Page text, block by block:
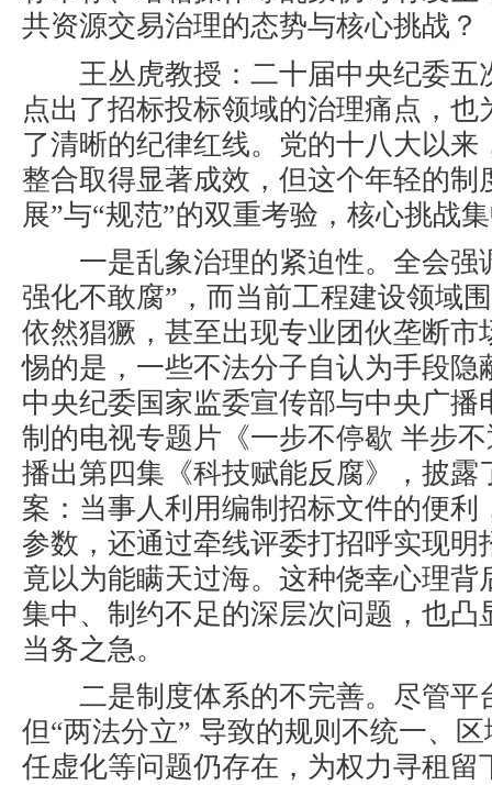
共资源交易治理的态势与核心挑战？
王丛虎教授 ：二十届中央纪委
点出了招标投标领域的治理痛点，也
了清晰的纪律红线。党的十八大以来
整合取得显著成效，但这个年轻的制
展”与“规范”的双重考验，核心挑战
一是乱象治理的紧迫性。全会强
强化不敢腐”，而当前工程建设领域
依然猖獗，甚至出现专业团伙垄断市
惕的是，一些不法分子自认为手段
中央纪委国家监委宣传部与中央广播
制的电视专题片《一步不停歇 半步
播出第四集《科技赋能反腐》，披露
案：当事人利用编制招标文件的便利
参数，还通过牵线评委打招呼实现明
竟以为能瞒天过海。这种侥幸心理背
集中、制约不足的深层次问题，也凸
当务之急。
二是制度体系的不完善。尽管平
但“两法分立” 导致的规则不统一、
任虚化等问题仍存在，为权力寻租留